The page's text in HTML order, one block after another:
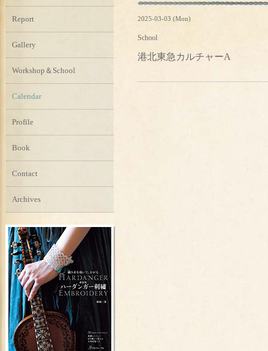
2025-03-03 (Mon)
School
港北東急カルチャーA
Report
Gallery
Workshop＆School
Calendar
Profile
Book
Contact
Archives